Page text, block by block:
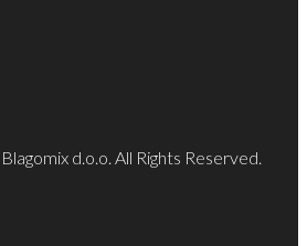
d.o.o. All Rights Reserved.